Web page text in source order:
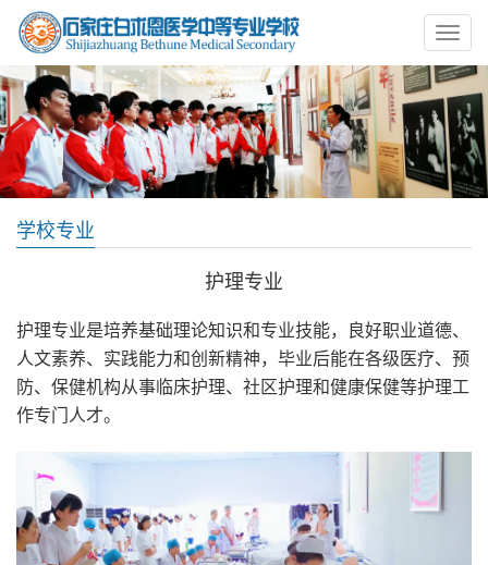
学校专业
护理专业
护理专业是培养基础理论知识和专业技能，良好职业道德、
人文素养、实践能力和创新精神，毕业后能在各级医疗、预
防、保健机构从事临床护理、社区护理和健康保健等护理工
作专门人才。